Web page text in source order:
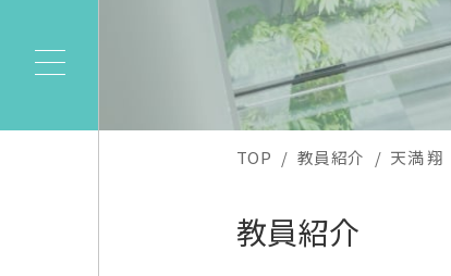
TOP 教員紹介 天満 翔
教員紹介